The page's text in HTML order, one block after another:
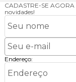
CADASTRE-SE AGORA
novidades!
Endereço: